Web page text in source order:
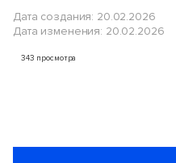
Дата создания: 20.02.2026
Дата изменения: 20.02.2026
343 просмотра